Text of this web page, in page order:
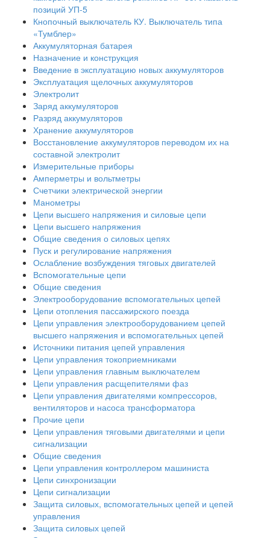
позиций УП-5
Кнопочный выключатель КУ. Выключатель типа
«Тумблер»
Аккумуляторная батарея
Назначение и конструкция
Введение в эксплуатацию новых аккумуляторов
Эксплуатация щелочных аккумуляторов
Электролит
Заряд аккумуляторов
Разряд аккумуляторов
Хранение аккумуляторов
Восстановление аккумуляторов переводом их на
составной электролит
Измерительные приборы
Амперметры и вольтметры
Счетчики электрической энергии
Манометры
Цепи высшего напряжения и силовые цепи
Цепи высшего напряжения
Общие сведения о силовых цепях
Пуск и регулирование напряжения
Ослабление возбуждения тяговых двигателей
Вспомогательные цепи
Общие сведения
Электрооборудование вспомогательных цепей
Цепи отопления пассажирского поезда
Цепи управления электрооборудованием цепей
высшего напряжения и вспомогательных цепей
Источники питания цепей управления
Цепи управления токоприемниками
Цепи управления главным выключателем
Цепи управления расщепителями фаз
Цепи управления двигателями компрессоров,
вентиляторов и насоса трансформатора
Прочие цепи
Цепи управления тяговыми двигателями и цепи
сигнализации
Общие сведения
Цепи управления контроллером машиниста
Цепи синхронизации
Цепи сигнализации
Защита силовых, вспомогательных цепей и цепей
управления
Защита силовых цепей